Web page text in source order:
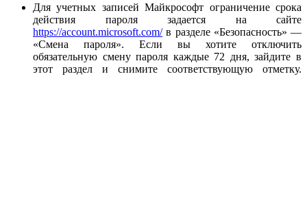
Для учетных записей Майкрософт ограничение срока
действия пароля задается на сайте
https://account.microsoft.com/в разделе «Безопасность» —
«Смена пароля». Если вы хотите отключить
обязательную смену пароля каждые 72 дня, зайдите в
этот раздел и снимите соответствующую отметку.